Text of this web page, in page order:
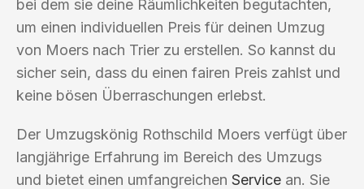
bei dem sie deine Räumlichkeiten begutachten,
um einen individuellen Preis für deinen Umzug
von Moers nach Trier zu erstellen. So kannst du
sicher sein, dass du einen fairen Preis zahlst und
keine bösen Überraschungen erlebst.
Der Umzugskönig Rothschild Moers verfügt über
langjährige Erfahrung im Bereich des Umzugs
und bietet einen umfangreichen Service an. Sie